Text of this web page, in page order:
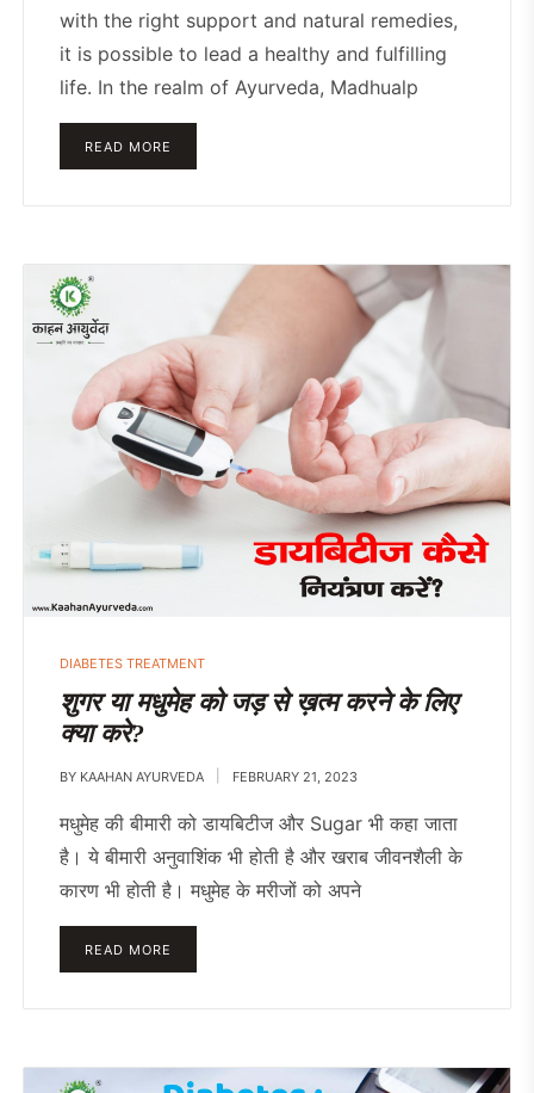
with the right support and natural remedies,
it is possible to lead a healthy and fulfilling
life. In the realm of Ayurveda, Madhualp
READ MORE
DIABETES TREATMENT
शुगर या मधुमेह को जड़ से ख़त्म करने के लिए
क्या करे?
BY KAAHAN AYURVEDA FEBRUARY 21, 2023
मधुमेह की बीमारी को डायबिटीज और Sugar भी कहा जाता
है। ये बीमारी अनुवाशिंक भी होती है और खराब जीवनशैली के
कारण भी होती है। मधुमेह के मरीजों को अपने
READ MORE